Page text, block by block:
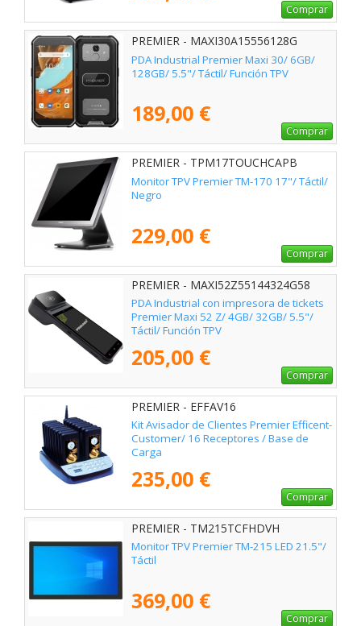
Comprar
PREMIER - MAXI30A15556128G
PDA Industrial Premier Maxi 30/ 6GB/
128GB/ 5.5"/ Táctil/ Función TPV
189,00 €
Comprar
PREMIER - TPM17TOUCHCAPB
Monitor TPV Premier TM-170 17"/ Táctil/
Negro
229,00 €
Comprar
PREMIER - MAXI52Z55144324G58
PDA Industrial con impresora de tickets
Premier Maxi 52 Z/ 4GB/ 32GB/ 5.5"/
Táctil/ Función TPV
205,00 €
Comprar
PREMIER - EFFAV16
Kit Avisador de Clientes Premier Efficent-
Customer/ 16 Receptores / Base de
Carga
235,00 €
Comprar
PREMIER - TM215TCFHDVH
Monitor TPV Premier TM-215 LED 21.5"/
Táctil
369,00 €
Comprar